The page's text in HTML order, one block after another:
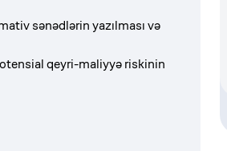
sənədlərin yazılması və
qeyri-maliyyə riskinin
tətbiqi;